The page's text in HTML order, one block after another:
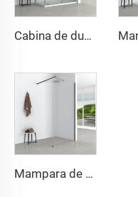
Cabina de ducha cuadrada lujosa y sencilla
Mampara de ducha abierta con deslizamiento suave